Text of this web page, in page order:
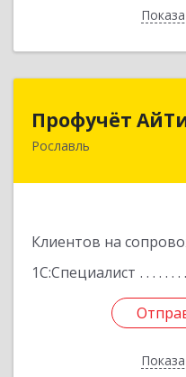
Профучёт
Рославль
Клиентов на
1С:Специалист
216500,